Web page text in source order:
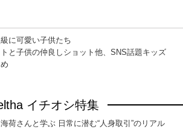
に可愛い子供たち
と子供の仲良しショット他、SNS話題キッズ
イチオシ特集
荷さんと学ぶ 日常に潜む“人身取引”のリアル